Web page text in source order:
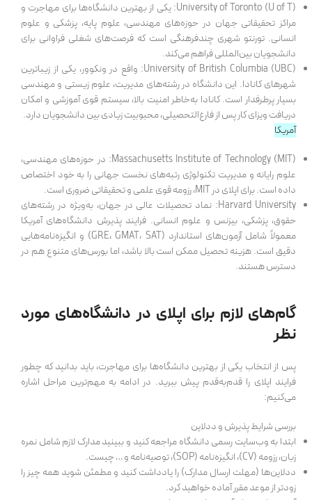
University of Toronto (U of T): یکی از بهترین دانشگاه‌ها برای مهاجرت و
مراکز تحقیقاتی جهان در حوزه‌های مهندسی، علوم پایه، پزشکی و علوم
انسانی. تورنتو شهری چندفرهنگی است که فرصت‌های شغلی فراوانی برای
دانشجویان بین‌المللی فراهم می‌کند.
University of British Columbia (UBC): واقع در ونکوور، یکی از زیباترین
شهرهای کانادا. این دانشگاه در رشته‌های مدیریت، علوم زیستی و مهندسی
بسیار پرطرفدار است. کانادا به‌خاطر امنیت بالا، سیستم قوی آموزشی و امکان
دریافت ویزای کار پس از فارغ‌التحصیلی، محبوبیت زیادی بین دانشجویان دارد.
آمریکا
Massachusetts Institute of Technology (MIT): در حوزه‌های مهندسی،
علوم رایانه و مدیریت تکنولوژی رتبه‌های نخست جهانی را به خود اختصاص
داده است. برای اپلای در MIT، رزومه قوی علمی و تحقیقاتی ضروری است.
Harvard University: نماد تحصیلات عالی در جهان، به‌ویژه در رشته‌های
حقوق، پزشکی، بیزنس و علوم انسانی. فرایند پذیرش دانشگاه‌های آمریکا
معمولاً شامل آزمون‌های استاندارد (GRE، GMAT، SAT) و انگیزه‌نامه‌هایی
دقیق است. هزینه تحصیل ممکن است بالا باشد، اما بورس‌های متنوع هم در
دسترس هستند.
گام‌های لازم برای اپلای در دانشگاه‌های مورد
نظر
پس از انتخاب یکی از بهترین دانشگاه‌ها برای مهاجرت، باید بدانید که چطور
فرایند اپلای را قدم‌به‌قدم پیش ببرید. در ادامه به مهم‌ترین مراحل اشاره
می‌کنیم:
بررسی شرایط پذیرش و ددلاین
ابتدا به وب‌سایت رسمی دانشگاه مراجعه کنید و ببینید مدارک لازم شامل نمره
زبان، رزومه (CV)، انگیزه‌نامه (SOP)، توصیه‌نامه و … چیست.
ددلاین‌ها (مهلت ارسال مدارک) را یادداشت کنید و مطمئن شوید همه چیز را
زودتر از موعد مقرر آماده خواهید کرد.